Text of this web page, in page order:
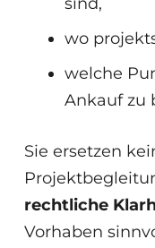
wo
welche
Ankauf zu
Sie ersetzen
rechtliche
Vorhaben